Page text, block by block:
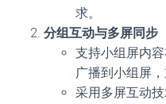
求。
分组互动与多屏同步
支持小组屏内
广播到小组屏
采用多屏互动